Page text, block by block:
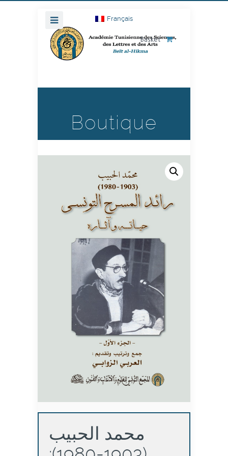
Français
Basket
Boutique
محمد الحبيب